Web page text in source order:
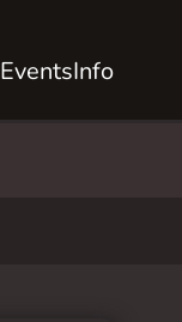
EventsInfo